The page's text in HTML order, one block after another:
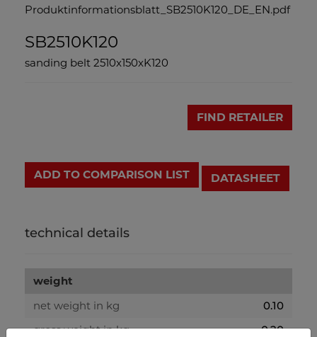
Produktinformationsblatt_SB2510K120_DE_EN.pdf
SB2510K120
sanding belt 2510x150xK120
FIND RETAILER
ADD TO COMPARISON LIST DATASHEET
technical details
weight
net weight in kg
0.10
gross weight in kg
0.20